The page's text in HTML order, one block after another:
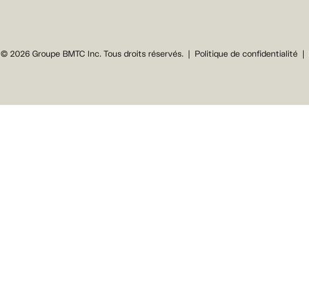
© 2026 Groupe BMTC Inc. Tous droits réservés. Politique de confidentialité